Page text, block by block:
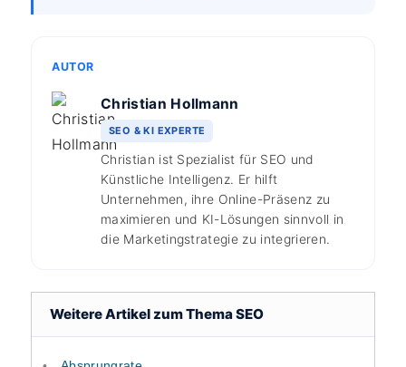
AUTOR
Christian Hollmann
SEO & KI EXPERTE
Christian ist Spezialist für SEO und
Künstliche Intelligenz. Er hilft
Unternehmen, ihre Online-Präsenz zu
maximieren und KI-Lösungen sinnvoll in
die Marketingstrategie zu integrieren.
Weitere Artikel zum Thema SEO